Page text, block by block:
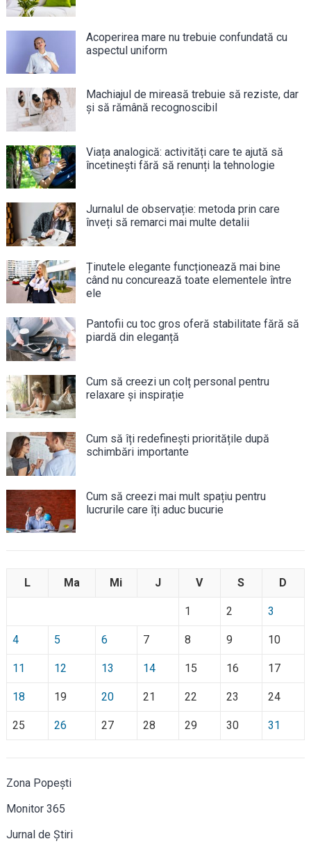
Acoperirea mare nu trebuie confundată cu
aspectul uniform
Machiajul de mireasă trebuie să reziste, dar
și să rămână recognoscibil
Viața analogică: activități care te ajută să
încetinești fără să renunți la tehnologie
Jurnalul de observație: metoda prin care
înveți să remarci mai multe detalii
Ținutele elegante funcționează mai bine
când nu concurează toate elementele între
ele
Pantofii cu toc gros oferă stabilitate fără să
piardă din eleganță
Cum să creezi un colț personal pentru
relaxare și inspirație
Cum să îți redefinești prioritățile după
schimbări importante
Cum să creezi mai mult spațiu pentru
lucrurile care îți aduc bucurie
L Ma Mi J V S D
1 2 3
4 5 6 7 8 9 10
11 12 13 14 15 16 17
18 19 20 21 22 23 24
25 26 27 28 29 30 31
Zona Popești
Monitor 365
Jurnal de Știri